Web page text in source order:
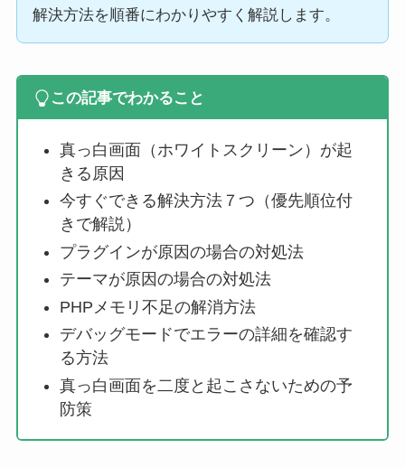
解決方法を順番にわかりやすく解説します。
この記事でわかること
真っ白画面（ホワイトスクリーン）が起
きる原因
今すぐできる解決方法７つ（優先順位付
きで解説）
プラグインが原因の場合の対処法
テーマが原因の場合の対処法
PHPメモリ不足の解消方法
デバッグモードでエラーの詳細を確認す
る方法
真っ白画面を二度と起こさないための予
防策